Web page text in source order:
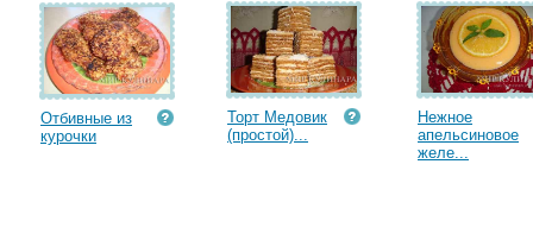
Отбивные из
курочки
Торт Медовик
(простой)...
Нежное
апельсиновое
желе...